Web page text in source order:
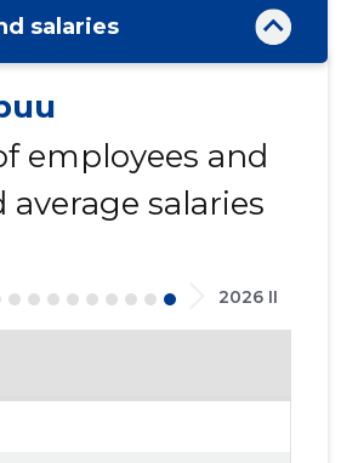
salaries
employees and
salaries
2026 II